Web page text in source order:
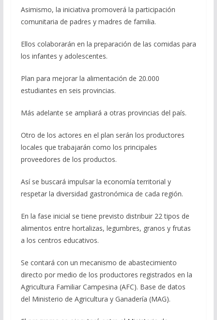
Asimismo, la iniciativa promoverá la participación
comunitaria de padres y madres de familia.
Ellos colaborarán en la preparación de las comidas para
los infantes y adolescentes.
Plan para mejorar la alimentación de 20.000
estudiantes en seis provincias.
Más adelante se ampliará a otras provincias del país.
Otro de los actores en el plan serán los productores
locales que trabajarán como los principales
proveedores de los productos.
Así se buscará impulsar la economía territorial y
respetar la diversidad gastronómica de cada región.
En la fase inicial se tiene previsto distribuir 22 tipos de
alimentos entre hortalizas, legumbres, granos y frutas
a los centros educativos.
Se contará con un mecanismo de abastecimiento
directo por medio de los productores registrados en la
Agricultura Familiar Campesina (AFC). Base de datos
del Ministerio de Agricultura y Ganadería (MAG).